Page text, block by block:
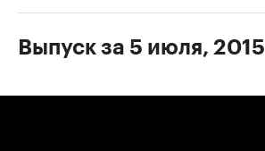
Выпуск за 5 июля, 2015